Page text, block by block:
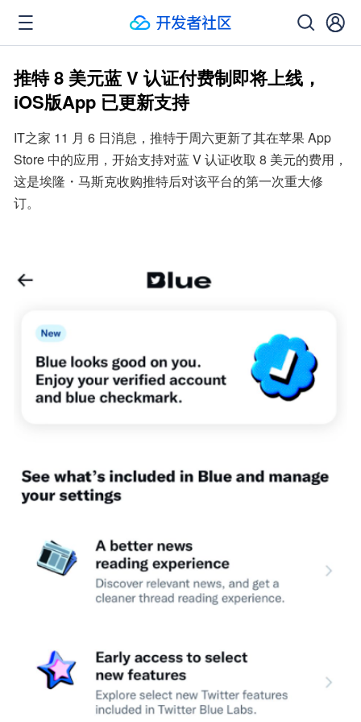
推特 8 美元蓝 V 认证付费制即将上线，
iOS版App 已更新支持
IT之家 11 月 6 日消息，推特于周六更新了其在苹果 App
Store 中的应用，开始支持对蓝 V 认证收取 8 美元的费用，
这是埃隆・马斯克收购推特后对该平台的第一次重大修
订。